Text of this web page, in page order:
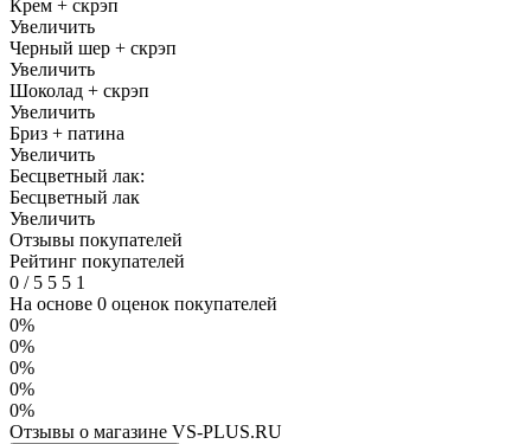
Крем + скрэп
Увеличить
Черный шер + скрэп
Увеличить
Шоколад + скрэп
Увеличить
Бриз + патина
Увеличить
Бесцветный лак:
Бесцветный лак
Увеличить
Отзывы покупателей
Рейтинг покупателей
0 /5 5 5 1
На основе 0 оценок покупателей
0%
0%
0%
0%
0%
Отзывы о магазине VS-PLUS.RU